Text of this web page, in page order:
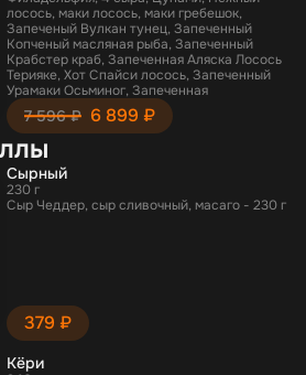
лосось, маки лосось, маки гребешок,
Запеченый Вулкан тунец, Запеченный
Копченый масляная рыба, Запеченный
Крабстер краб, Запеченная Аляска Лосось
Терияке, Хот Спайси лосось, Запеченный
Урамаки Осьминог, Запеченная
Калифорния Лосось, Запеченная Джума -
3500 г
7 596 ₽ 6 899 ₽
Сырный
230 г
Сыр Чеддер, сыр сливочный, масаго - 230 г
379 ₽
Кёри